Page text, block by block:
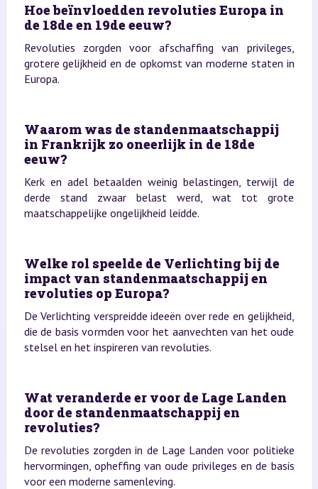
Hoe beïnvloedden revoluties Europa in
de 18de en 19de eeuw?
Revoluties zorgden voor afschaffing van privileges,
grotere gelijkheid en de opkomst van moderne staten in
Europa.
Waarom was de standenmaatschappij
in Frankrijk zo oneerlijk in de 18de
eeuw?
Kerk en adel betaalden weinig belastingen, terwijl de
derde stand zwaar belast werd, wat tot grote
maatschappelijke ongelijkheid leidde.
Welke rol speelde de Verlichting bij de
impact van standenmaatschappij en
revoluties op Europa?
De Verlichting verspreidde ideeën over rede en gelijkheid,
die de basis vormden voor het aanvechten van het oude
stelsel en het inspireren van revoluties.
Wat veranderde er voor de Lage Landen
door de standenmaatschappij en
revoluties?
De revoluties zorgden in de Lage Landen voor politieke
hervormingen, opheffing van oude privileges en de basis
voor een moderne samenleving.